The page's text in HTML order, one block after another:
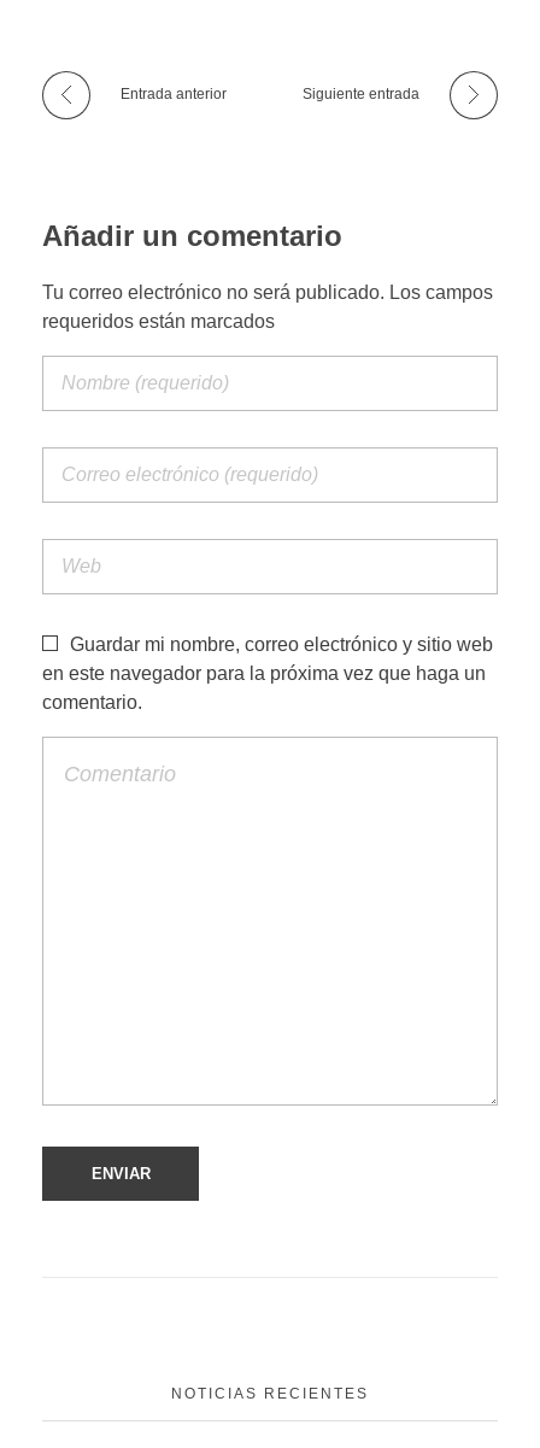
o
a
s
Entrada anterior Siguiente entrada
Añadir un comentario
Tu correo electrónico no será publicado. Los campos
requeridos están marcados
Guardar mi nombre, correo electrónico y sitio web
en este navegador para la próxima vez que haga un
comentario.
NOTICIAS RECIENTES